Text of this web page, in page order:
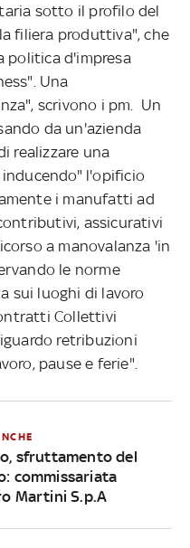
sotto il profilo del
filiera produttiva", che
politica d'impresa
Una
scrivono i pm. Un
da un'azienda
realizzare una
l'opificio
i manufatti ad
assicurativi
a manovalanza 'in
le norme
sui luoghi di lavoro
Collettivi
retribuzioni
pause e ferie".
sfruttamento del
commissariata
Martini S.p.A